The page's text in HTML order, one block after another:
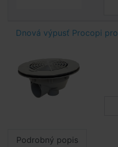
Dnová výpusť Procopi
Podrobný popis